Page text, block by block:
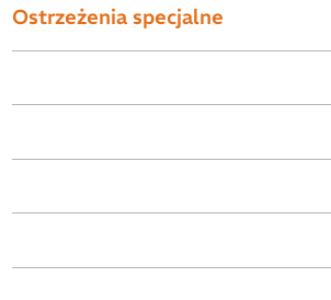
Ostrzeżenia specjalne